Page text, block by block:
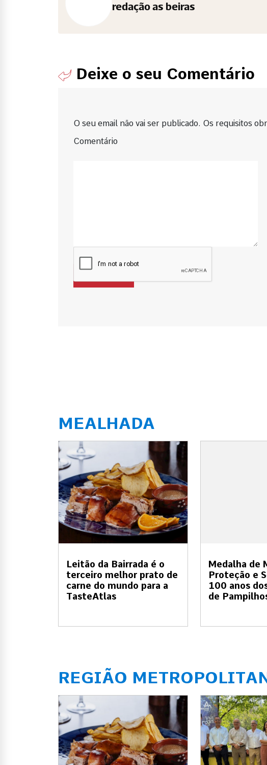
redação as beiras
Deixe o seu Comentário
O seu email não vai ser publicado. Os requisitos
Comentário
MEALHADA
Leitão da Bairrada é o
terceiro melhor prato de
carne do mundo para a
TasteAtlas
Medalha de
Proteção e
100 anos
de
REGIÃO